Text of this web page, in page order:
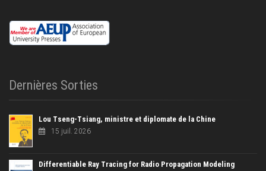
Dernières Sorties
Lou Tseng-Tsiang, ministre et diplomate de la Chine
15 juil. 2026
Differentiable Ray Tracing for Radio Propagation Modeling